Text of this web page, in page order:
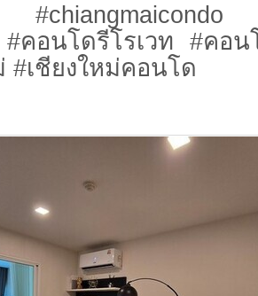
#chiangmaicondo
#คอนโดรีโรเวท #คอ
#เชียงใหม่คอนโด